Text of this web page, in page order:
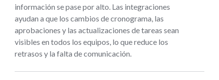
información se pase por alto. Las integraciones
ayudan a que los cambios de cronograma, las
aprobaciones y las actualizaciones de tareas sean
visibles en todos los equipos, lo que reduce los
retrasos y la falta de comunicación.